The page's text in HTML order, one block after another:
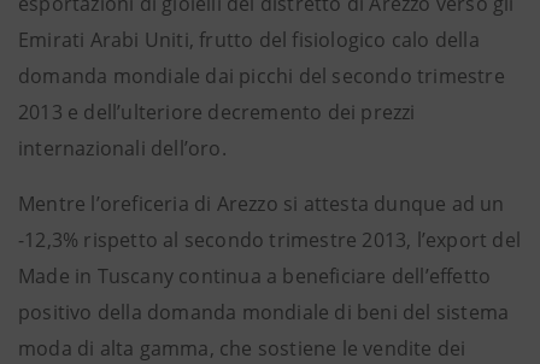
Emirati Arabi Uniti, frutto del fisiologico calo della
domanda mondiale dai picchi del secondo trimestre
2013 e dell’ulteriore decremento dei prezzi
internazionali dell’oro.
Mentre l’oreficeria di Arezzo si attesta dunque ad un
-12,3% rispetto al secondo trimestre 2013, l’export del
Made in Tuscany continua a beneficiare dell’effetto
positivo della domanda mondiale di beni del sistema
moda di alta gamma, che sostiene le vendite dei